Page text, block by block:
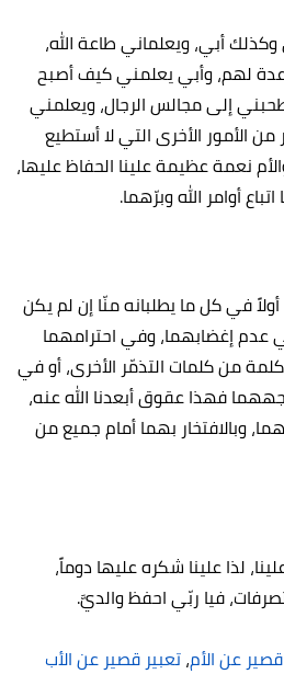
أبي، ويعلماني طاعة الله،
لهم، وأبي يعلمني كيف أصبح
إلى مجالس الرجال، ويعلمني
من الأمور الأخرى التي لا أستطيع
نعمة عظيمة علينا الحفاظ عليها،
أوامر الله وبرّهما.
في كل ما يطلبانه منّا إن لم يكن
إغضابهما، وفي احترامهما
من كلمات التذمّر الأخرى، أو في
فهذا عقوق أبعدنا الله عنه،
وبالافتخار بهما أمام جميع من
لذا علينا شكره عليها دوماً،
فيا ربّي احفظ والديَّ.
عن الأم،تعبير قصير عن الأب